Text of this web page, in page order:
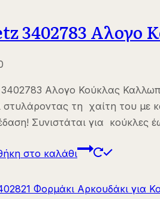
3402783 Αλογο
Αλογο Κούκλας
στυλάροντας τη χαίτη του με
Συνιστάται για κούκλες
στο καλάθι